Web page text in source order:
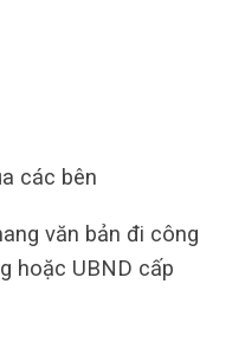
các bên
văn bản đi công
hoặc UBND cấp